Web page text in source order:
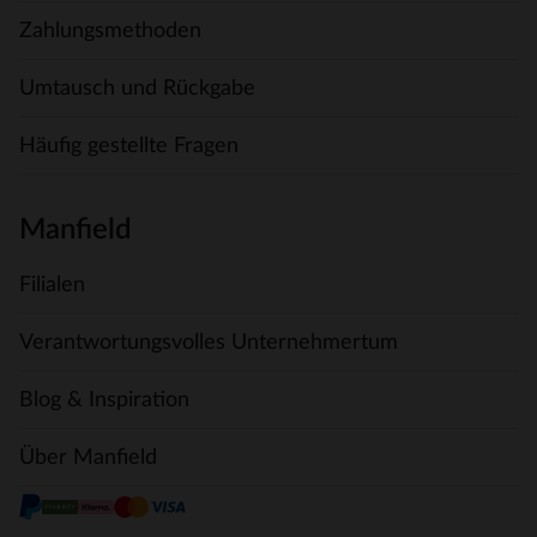
Zahlungsmethoden
Umtausch und Rückgabe
Häufig gestellte Fragen
Manfield
Filialen
Verantwortungsvolles Unternehmertum
Blog & Inspiration
Über Manfield